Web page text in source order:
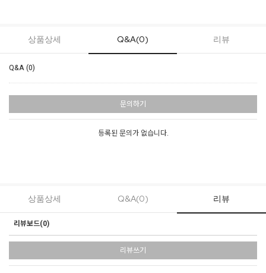
상품상세 Q&A(0) 리뷰
Q&A (0)
문의하기
등록된 문의가 없습니다.
상품상세 Q&A(0) 리뷰
리뷰보드(0)
리뷰쓰기